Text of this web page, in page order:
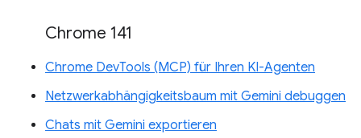
Chrome 141
Chrome DevTools (MCP) für Ihren KI-Agenten
Netzwerkabhängigkeitsbaum mit Gemini debuggen
Chats mit Gemini exportieren